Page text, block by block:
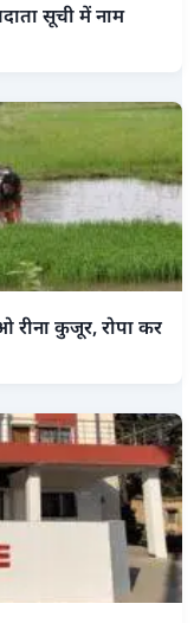
सूची में नाम
रीना कुजूर, रोपा कर